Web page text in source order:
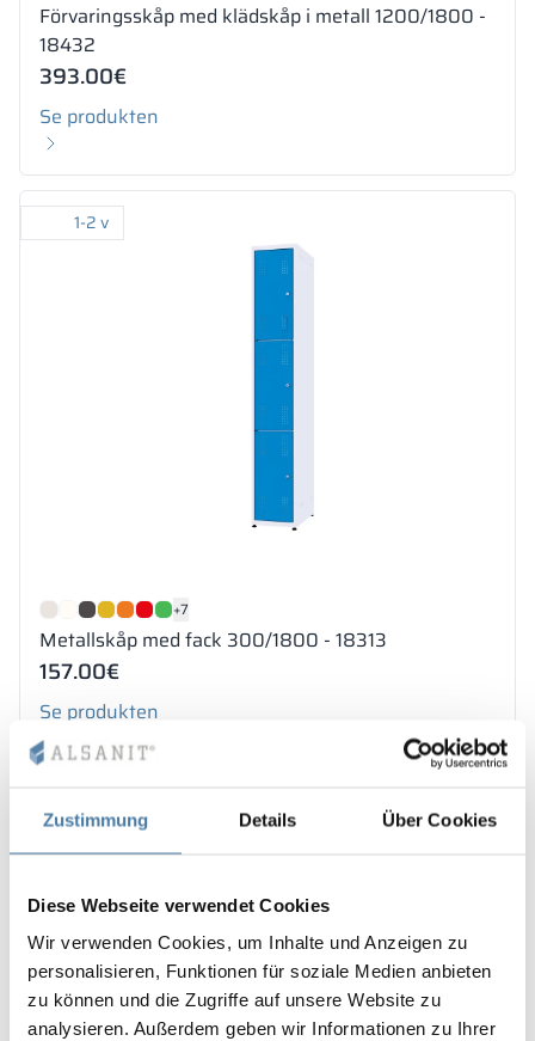
Zustimmung Details Über Cookies
Diese Webseite verwendet Cookies
Wir verwenden Cookies, um Inhalte und Anzeigen zu
personalisieren, Funktionen für soziale Medien anbieten
zu können und die Zugriffe auf unsere Website zu
analysieren. Außerdem geben wir Informationen zu Ihrer
Förvaringsskåp med klädskåp i metall 1200/1800 -
18432
393.00€
Se produkten
1-2 v
+7
Metallskåp med fack 300/1800 - 18313
157.00€
Se produkten
1-2 v